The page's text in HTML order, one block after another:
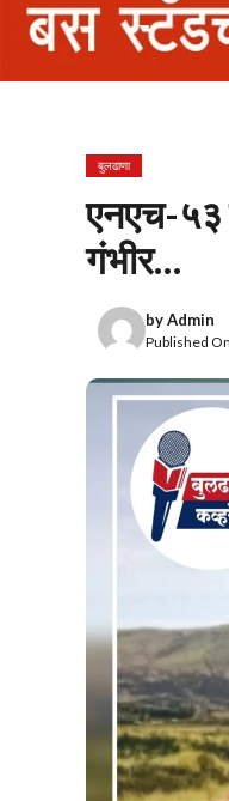
बुलढाणा
एनएच-५३
गंभीर…
byAdmin
Published